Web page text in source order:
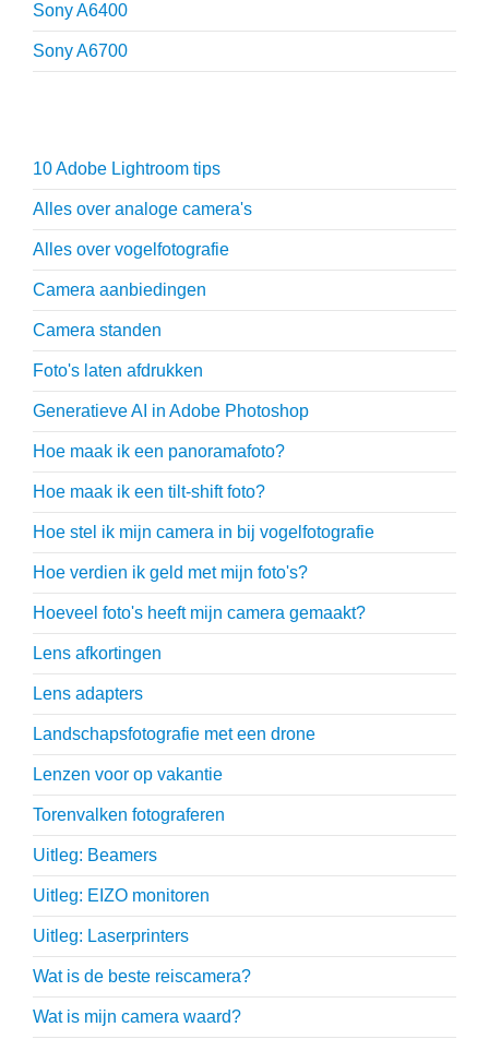
Sony A6400
Sony A6700
10 Adobe Lightroom tips
Alles over analoge camera's
Alles over vogelfotografie
Camera aanbiedingen
Camera standen
Foto's laten afdrukken
Generatieve AI in Adobe Photoshop
Hoe maak ik een panoramafoto?
Hoe maak ik een tilt-shift foto?
Hoe stel ik mijn camera in bij vogelfotografie
Hoe verdien ik geld met mijn foto's?
Hoeveel foto's heeft mijn camera gemaakt?
Lens afkortingen
Lens adapters
Landschapsfotografie met een drone
Lenzen voor op vakantie
Torenvalken fotograferen
Uitleg: Beamers
Uitleg: EIZO monitoren
Uitleg: Laserprinters
Wat is de beste reiscamera?
Wat is mijn camera waard?